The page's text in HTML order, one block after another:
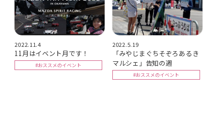
2022.11.4
11月はイベント月です！
#おススメのイベント
2022.5.19
「みやじまぐちそぞろあるき
マルシェ」告知の週
#おススメのイベント